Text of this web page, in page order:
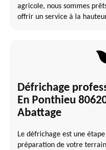
agricole, nous sommes
offrir un service à la
Défrichage
En Ponthieu
Abattage
Le défrichage est une
préparation de votre